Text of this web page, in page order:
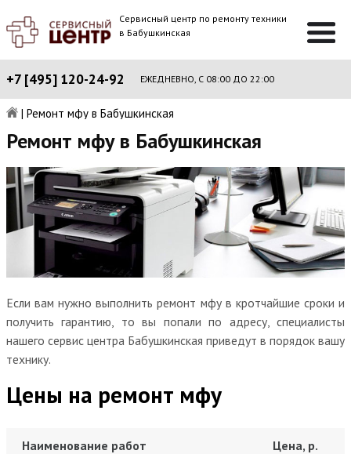
Сервисный центр по ремонту техники
в Бабушкинская
+7 [495] 120-24-92 ЕЖЕДНЕВНО, С 08:00 ДО 22:00
| Ремонт мфу в Бабушкинская
Ремонт мфу в Бабушкинская
Если вам нужно выполнить ремонт мфу в кротчайшие сроки и
получить гарантию, то вы попали по адресу, специалисты
нашего сервис центра Бабушкинская приведут в порядок вашу
технику.
Цены на ремонт мфу
Наименование работ Цена, р.